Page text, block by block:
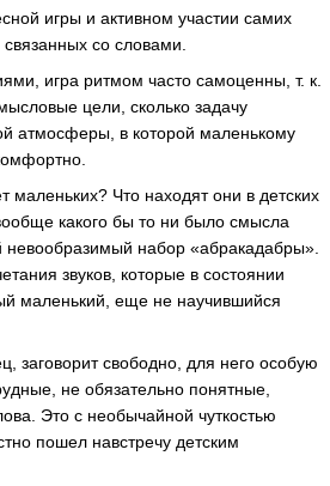
игры и активном участии самих
со словами.
игра ритмом часто самоценны, т. к.
цели, сколько задачу
атмосферы, в которой маленькому
маленьких? Что находят они в детских
какого бы то ни было смысла
набор «абракадабры».
звуков, которые в состоянии
маленький, еще не научившийся
заговорит свободно, для него особую
не обязательно понятные,
Это с необычайной чуткостью
пошел навстречу детским